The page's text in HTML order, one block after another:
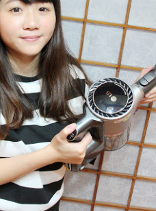
Master 讓您輕鬆的移除與格
照的 AI 好幫手! VideoProc
RGB藍牙音響 氛圍情境燈 我
控體驗 GravaStar Mercury
子軍師！MSI MPG 491CQP
的防護來囉！ imos 首家導入
帶回家 歡慶 EaseUS 21 週
認證的 ONPRO MagReact
POCKET PRO 穿戴式智
AnyGo全新升級，GO Fest 五
Pro 與 S25 Ultra 誰能滿足
AI 智慧錄音膠囊~ 您的AI
！AGI亞奇雷 AI・Gaming・